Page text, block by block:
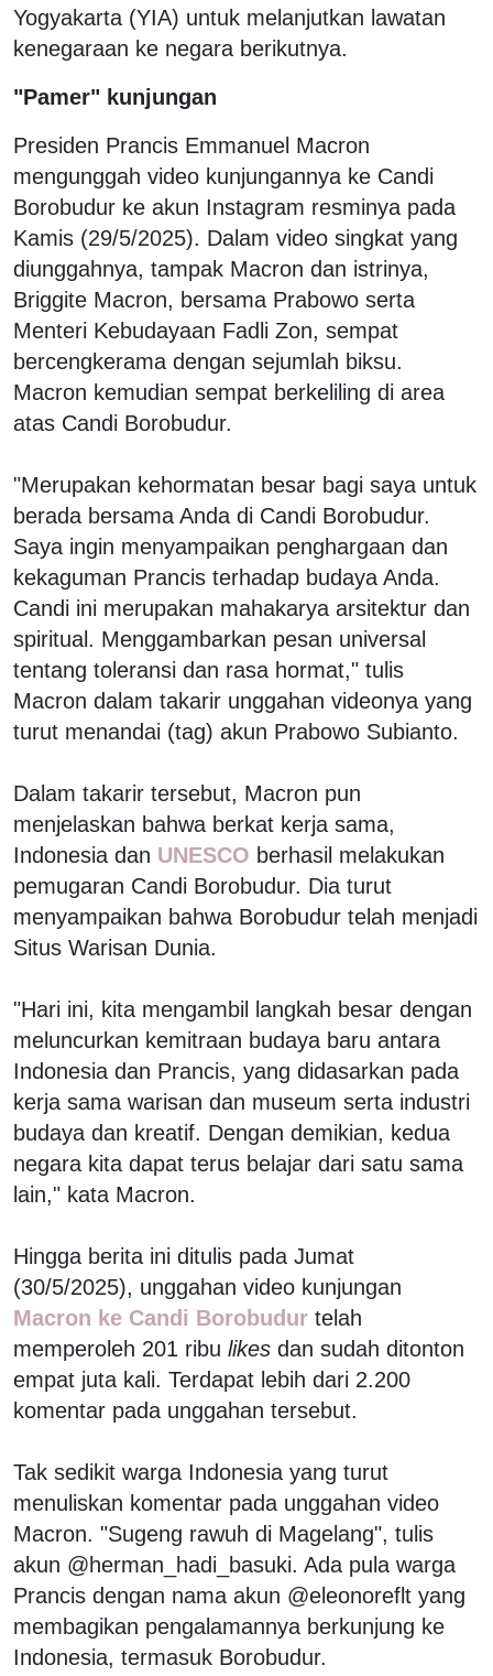
Yogyakarta (YIA) untuk melanjutkan lawatan
kenegaraan ke negara berikutnya.
"Pamer" kunjungan
Presiden Prancis Emmanuel Macron
mengunggah video kunjungannya ke Candi
Borobudur ke akun Instagram resminya pada
Kamis (29/5/2025). Dalam video singkat yang
diunggahnya, tampak Macron dan istrinya,
Briggite Macron, bersama Prabowo serta
Menteri Kebudayaan Fadli Zon, sempat
bercengkerama dengan sejumlah biksu.
Macron kemudian sempat berkeliling di area
atas Candi Borobudur.
"Merupakan kehormatan besar bagi saya untuk
berada bersama Anda di Candi Borobudur.
Saya ingin menyampaikan penghargaan dan
kekaguman Prancis terhadap budaya Anda.
Candi ini merupakan mahakarya arsitektur dan
spiritual. Menggambarkan pesan universal
tentang toleransi dan rasa hormat," tulis
Macron dalam takarir unggahan videonya yang
turut menandai (tag) akun Prabowo Subianto.
Dalam takarir tersebut, Macron pun
menjelaskan bahwa berkat kerja sama,
Indonesia dan UNESCO berhasil melakukan
pemugaran Candi Borobudur. Dia turut
menyampaikan bahwa Borobudur telah menjadi
Situs Warisan Dunia.
"Hari ini, kita mengambil langkah besar dengan
meluncurkan kemitraan budaya baru antara
Indonesia dan Prancis, yang didasarkan pada
kerja sama warisan dan museum serta industri
budaya dan kreatif. Dengan demikian, kedua
negara kita dapat terus belajar dari satu sama
lain," kata Macron.
Hingga berita ini ditulis pada Jumat
(30/5/2025), unggahan video kunjungan
Macron ke Candi Borobudur telah
memperoleh 201 ribu likes dan sudah ditonton
empat juta kali. Terdapat lebih dari 2.200
komentar pada unggahan tersebut.
Tak sedikit warga Indonesia yang turut
menuliskan komentar pada unggahan video
Macron. "Sugeng rawuh di Magelang", tulis
akun @herman_hadi_basuki. Ada pula warga
Prancis dengan nama akun @eleonoreflt yang
membagikan pengalamannya berkunjung ke
Indonesia, termasuk Borobudur.